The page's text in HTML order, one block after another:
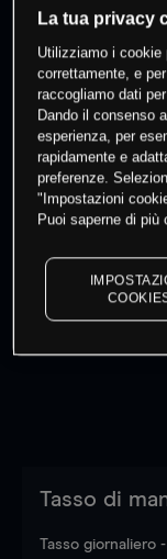
% dei
questo
I prezzi sono
dati di
Tasso di
Tasso giornaliero
La tua privacy
Utilizziamo i cookie
correttamente, e
raccogliamo dati
Dando il consenso
esperienza, per
rapidamente e
preferenze.
"Impostazioni
Puoi saperne di più